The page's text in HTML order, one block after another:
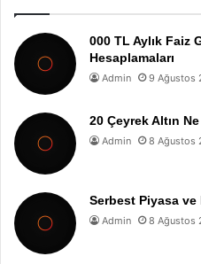
000 TL Aylık Faiz
Hesaplamaları
Admin 9 Ağustos
20 Çeyrek Altın
Admin 8 Ağustos
Serbest Piyasa ve
Admin 8 Ağustos